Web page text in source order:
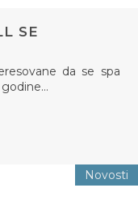
SE
da se spa
godine…
Novosti